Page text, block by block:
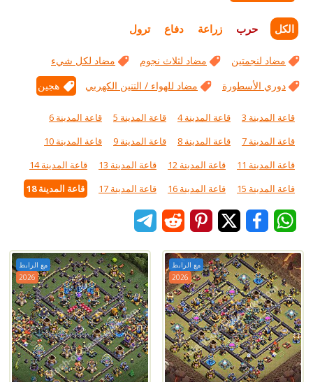
الكل حرب زراعة دفاع ترول
مضاد لنجمتين مضاد لثلاث نجوم
مضاد لكل شيء
دوري الأسطورة
مضاد للهواء / التنين الكهربي هجين
قاعة المدينة 3 قاعة المدينة 4 قاعة المدينة 5
قاعة المدينة 6
قاعة المدينة 7
قاعة المدينة 8 قاعة المدينة 9
قاعة المدينة 10
قاعة المدينة 11
قاعة المدينة 12 قاعة المدينة 13
قاعة المدينة 14
قاعة المدينة 15
قاعة المدينة 16 قاعة المدينة 17 قاعة المدينة 18
مع الرابط
2026
مع الرابط
2026